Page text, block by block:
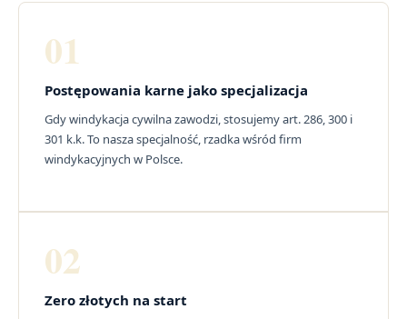
01
Postępowania karne jako specjalizacja
Gdy windykacja cywilna zawodzi, stosujemy art. 286, 300 i
301 k.k. To nasza specjalność, rzadka wśród firm
windykacyjnych w Polsce.
02
Zero złotych na start